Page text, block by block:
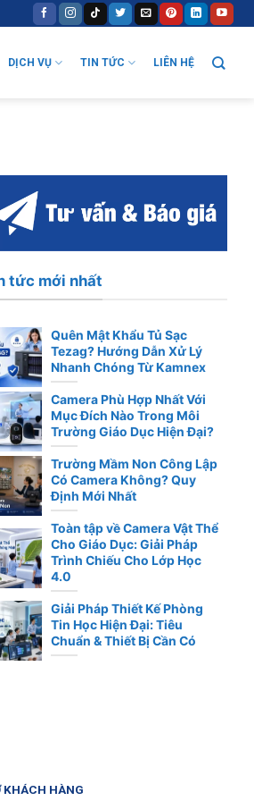
DỊCH VỤ TIN TỨC LIÊN HỆ
tức mới nhất
Quên Mật Khẩu Tủ Sạc
Tezag? Hướng Dẫn Xử Lý
Nhanh Chóng Từ Kamnex
Camera Phù Hợp Nhất Với
Mục Đích Nào Trong Môi
Trường Giáo Dục Hiện Đại?
Trường Mầm Non Công Lập
Có Camera Không? Quy
Định Mới Nhất
Toàn tập về Camera Vật Thể
Cho Giáo Dục: Giải Pháp
Trình Chiếu Cho Lớp Học
4.0
Giải Pháp Thiết Kế Phòng
Tin Học Hiện Đại: Tiêu
Chuẩn & Thiết Bị Cần Có
KHÁCH HÀNG